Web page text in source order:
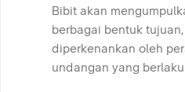
Bibit akan
berbagai bentuk
diperkenankan oleh
undangan yang